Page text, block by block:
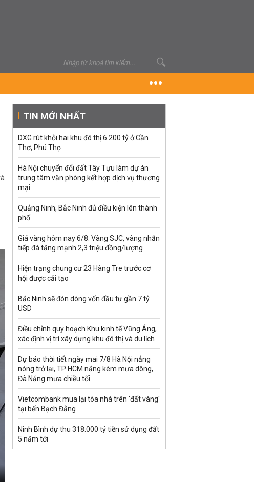
TIN MỚI NHẤT
DXG rút khỏi hai khu đô thị 6.200 tỷ ở Cần
Thơ, Phú Thọ
Hà Nội chuyển đổi đất Tây Tựu làm dự án
trung tâm văn phòng kết hợp dịch vụ thương
mại
Quảng Ninh, Bắc Ninh đủ điều kiện lên thành
phố
Giá vàng hôm nay 6/8: Vàng SJC, vàng nhẫn
tiếp đà tăng mạnh 2,3 triệu đồng/lượng
Hiện trạng chung cư 23 Hàng Tre trước cơ
hội được cải tạo
Bắc Ninh sẽ đón dòng vốn đầu tư gần 7 tỷ
USD
Điều chỉnh quy hoạch Khu kinh tế Vũng Áng,
xác định vị trí xây dựng khu đô thị và du lịch
Dự báo thời tiết ngày mai 7/8 Hà Nội nắng
nóng trở lại, TP HCM nắng kèm mưa dông,
Đà Nẵng mưa chiều tối
Vietcombank mua lại tòa nhà trên 'đất vàng'
tại bến Bạch Đằng
Ninh Bình dự thu 318.000 tỷ tiền sử dụng đất
5 năm tới